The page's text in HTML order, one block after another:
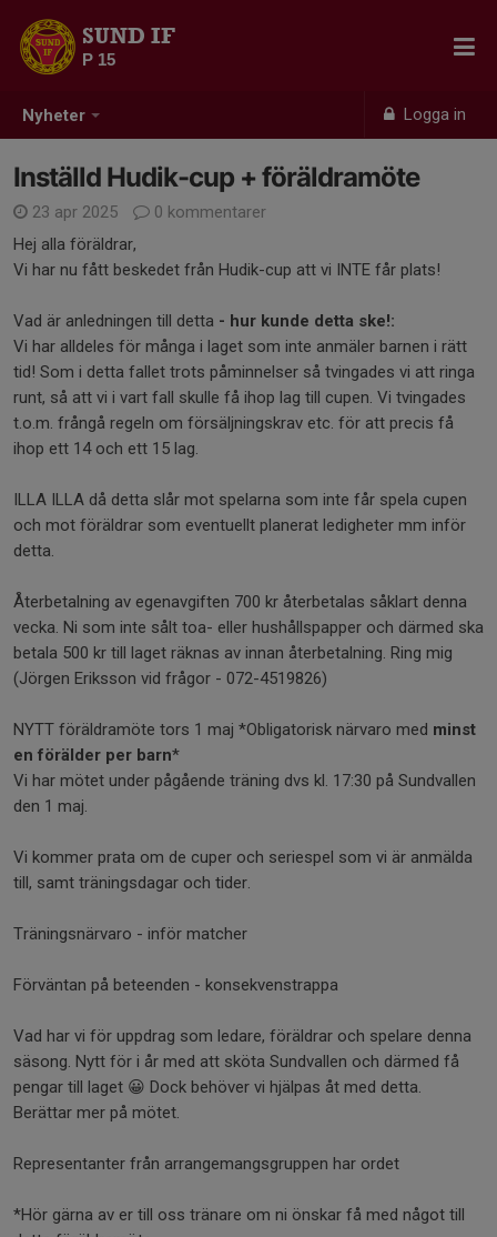
Nyheter Logga in
SUND IF
P 15
Inställd Hudik-cup + föräldramöte
23 apr 2025
0 kommentarer
Hej alla föräldrar,
Vi har nu fått beskedet från Hudik-cup att vi INTE får plats!
Vad är anledningen till detta - hur kunde detta ske!:
Vi har alldeles för många i laget som inte anmäler barnen i rätt
tid! Som i detta fallet trots påminnelser så tvingades vi att ringa
runt, så att vi i vart fall skulle få ihop lag till cupen. Vi tvingades
t.o.m. frångå regeln om försäljningskrav etc. för att precis få
ihop ett 14 och ett 15 lag.
ILLA ILLA då detta slår mot spelarna som inte får spela cupen
och mot föräldrar som eventuellt planerat ledigheter mm inför
detta.
Återbetalning av egenavgiften 700 kr återbetalas såklart denna
vecka. Ni som inte sålt toa- eller hushållspapper och därmed ska
betala 500 kr till laget räknas av innan återbetalning. Ring mig
(Jörgen Eriksson vid frågor - 072-4519826)
NYTT föräldramöte tors 1 maj *Obligatorisk närvaro med minst
en förälder per barn*
Vi har mötet under pågående träning dvs kl. 17:30 på Sundvallen
den 1 maj.
Vi kommer prata om de cuper och seriespel som vi är anmälda
till, samt träningsdagar och tider.
Träningsnärvaro - inför matcher
Förväntan på beteenden - konsekvenstrappa
Vad har vi för uppdrag som ledare, föräldrar och spelare denna
säsong. Nytt för i år med att sköta Sundvallen och därmed få
pengar till laget 😀 Dock behöver vi hjälpas åt med detta.
Berättar mer på mötet.
Representanter från arrangemangsgruppen har ordet
*Hör gärna av er till oss tränare om ni önskar få med något till